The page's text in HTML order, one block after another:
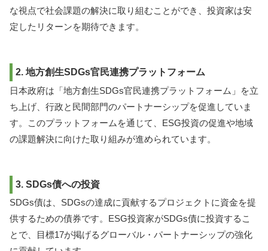
な視点で社会課題の解決に取り組むことができ、投資家は安
定したリターンを期待できます。
2. 地方創生SDGs官民連携プラットフォーム
日本政府は「地方創生SDGs官民連携プラットフォーム」を立
ち上げ、行政と民間部門のパートナーシップを促進していま
す。このプラットフォームを通じて、ESG投資の促進や地域
の課題解決に向けた取り組みが進められています。
3. SDGs債への投資
SDGs債は、SDGsの達成に貢献するプロジェクトに資金を提
供するための債券です。ESG投資家がSDGs債に投資するこ
とで、目標17が掲げるグローバル・パートナーシップの強化